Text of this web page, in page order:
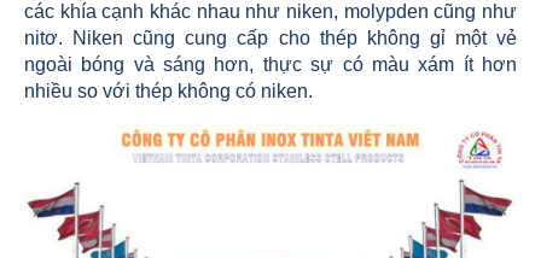
các khía cạnh khác nhau như niken, molypden cũng như
nitơ. Niken cũng cung cấp cho thép không gỉ một vẻ
ngoài bóng và sáng hơn, thực sự có màu xám ít hơn
nhiều so với thép không có niken.